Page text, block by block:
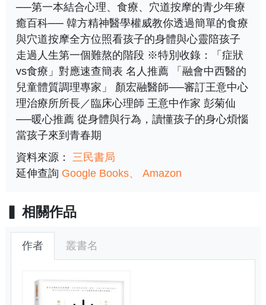
──第一本結合心理、食療、穴道按摩的青少年療
癒百科── 韓方精神醫學權威教你透過簡單的食療
與穴道按摩全方位照看孩子的身體與心靈陪孩子
走過人生第一個難熬的階段 ※特別收錄：「症狀
vs食療」對應速查簡表 名人推薦 「融會中西醫的
兒童體質調理專家」 顏宏融醫師──審訂王意中心
理治療所所長／臨床心理師 王意中作家 彭菊仙
──暖心推薦 從身體與行為，讀懂孩子的身心煩惱
當孩子來到青春期
資料來源： 三民書局
延伸查詢 Google Books Amazon
相關作品
作者 叢書名